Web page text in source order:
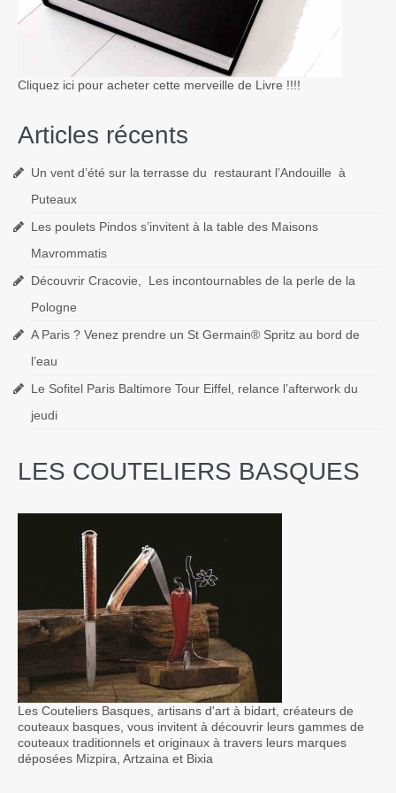
Cliquez ici pour acheter cette merveille de Livre !!!!
Articles récents
Un vent d’été sur la terrasse du restaurant l’Andouille à
Puteaux
Les poulets Pindos s’invitent à la table des Maisons
Mavrommatis
Découvrir Cracovie, Les incontournables de la perle de la
Pologne
A Paris ? Venez prendre un St Germain® Spritz au bord de
l’eau
Le Sofitel Paris Baltimore Tour Eiffel, relance l’afterwork du
jeudi
LES COUTELIERS BASQUES
Les Couteliers Basques, artisans d'art à bidart, créateurs de
couteaux basques, vous invitent à découvrir leurs gammes de
couteaux traditionnels et originaux à travers leurs marques
déposées Mizpira, Artzaina et Bixia